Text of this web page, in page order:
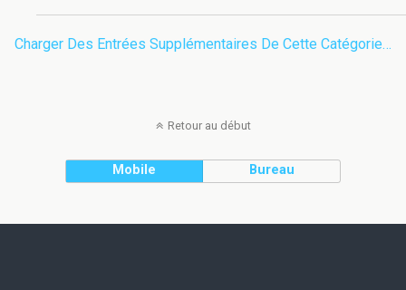
Charger Des Entrées Supplémentaires De Cette Catégorie…
Retour au début
Mobile Bureau